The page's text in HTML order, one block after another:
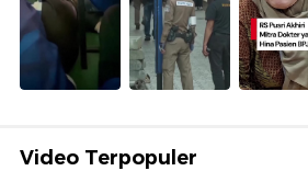
Video Terpopuler